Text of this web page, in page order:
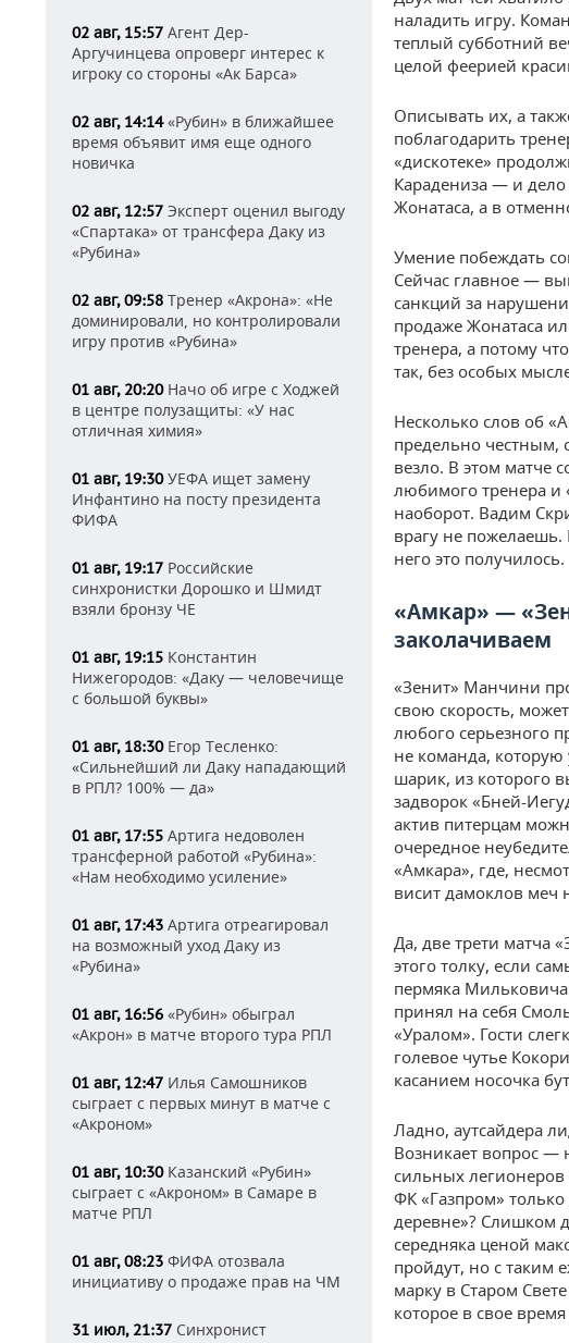
02 авг, 15:57 Агент Дер-
Аргучинцева опроверг интерес к
игроку со стороны «Ак Барса»
02 авг, 14:14«Рубин» в ближайшее
время объявит имя еще одного
новичка
02 авг, 12:57 Эксперт оценил выгоду
«Спартака» от трансфера Даку из
«Рубина»
02 авг, 09:58 Тренер «Акрона»: «Не
доминировали, но контролировали
игру против «Рубина»
01 авг, 20:20Начо об игре с Ходжей
в центре полузащиты: «У нас
отличная химия»
01 авг, 19:30УЕФА ищет замену
Инфантино на посту президента
ФИФА
01 авг, 19:17 Российские
синхронистки Дорошко и Шмидт
взяли бронзу ЧЕ
01 авг, 19:15 Константин
Нижегородов: «Даку — человечище
с большой буквы»
01 авг, 18:30Егор Тесленко:
«Сильнейший ли Даку нападающий
в РПЛ? 100% — да»
01 авг, 17:55 Артига недоволен
трансферной работой «Рубина»:
«Нам необходимо усиление»
01 авг, 17:43 Артига отреагировал
на возможный уход Даку из
«Рубина»
01 авг, 16:56 «Рубин» обыграл
«Акрон» в матче второго тура РПЛ
01 авг, 12:47 Илья Самошников
сыграет с первых минут в матче с
«Акроном»
01 авг, 10:30Казанский «Рубин»
сыграет с «Акроном» в Самаре в
матче РПЛ
01 авг, 08:23 ФИФА отозвала
инициативу о продаже прав на ЧМ
31 июл, 21:37 Синхронист
наладить игру.
теплый субботний
целой феерией
Описывать их, а
поблагодарить
«дискотеке»
Карадениза — и
Жонатаса, а в
Умение побеждать
Сейчас главное —
санкций за
продаже Жонатаса
тренера, а потому
так, без особых
Несколько слов об
предельно честным,
везло. В этом матче
любимого тренера и
наоборот. Вадим
врагу не пожелаешь.
него это получилось.
«Амкар» —
заколачиваем
«Зенит» Манчини
свою скорость,
любого серьезного
не команда,
шарик, из которого
задворок «Бней-
актив питерцам
очередное
«Амкара», где,
висит дамоклов меч
Да, две трети матча
этого толку, если
пермяка
принял на себя
«Уралом». Гости
голевое чутье
касанием носочка
Ладно, аутсайдера
Возникает вопрос —
сильных
ФК «Газпром»
деревне»? Слишком
середняка ценой
пройдут, но с таким
марку в Старом
которое в свое